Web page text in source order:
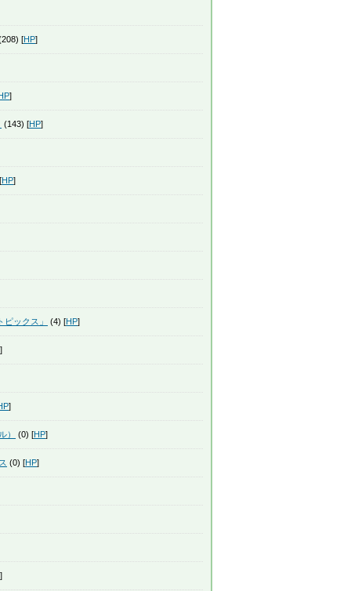
[HP]
HP]
(143) [HP]
HP]
ックス」 (4) [HP]
]
]
） (0) [HP]
(0) [HP]
]